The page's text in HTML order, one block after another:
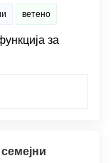
ветено
за